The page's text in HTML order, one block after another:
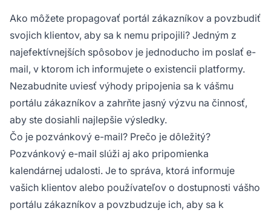
Ako môžete propagovať portál zákazníkov a povzbudiť
svojich klientov, aby sa k nemu pripojili? Jedným z
najefektívnejších spôsobov je jednoducho im poslať e-
mail, v ktorom ich informujete o existencii platformy.
Nezabudnite uviesť výhody pripojenia sa k vášmu
portálu zákazníkov a zahrňte jasný výzvu na činnosť,
aby ste dosiahli najlepšie výsledky.
Čo je pozvánkový e-mail? Prečo je dôležitý?
Pozvánkový e-mail slúži aj ako pripomienka
kalendárnej udalosti. Je to správa, ktorá informuje
vašich klientov alebo používateľov o dostupnosti vášho
portálu zákazníkov a povzbudzuje ich, aby sa k